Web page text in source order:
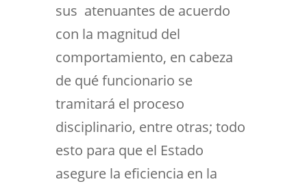
sus atenuantes de acuerdo
con la magnitud del
comportamiento, en cabeza
de qué funcionario se
tramitará el proceso
disciplinario, entre otras; todo
esto para que el Estado
asegure la eficiencia en la